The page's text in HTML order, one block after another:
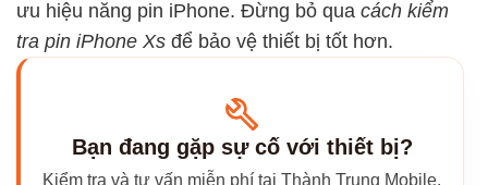
ưu hiệu năng pin iPhone. Đừng bỏ qua cách kiểm
tra pin iPhone Xs để bảo vệ thiết bị tốt hơn.
Bạn đang gặp sự cố với thiết bị?
Kiểm tra và tư vấn miễn phí tại Thành Trung Mobile.